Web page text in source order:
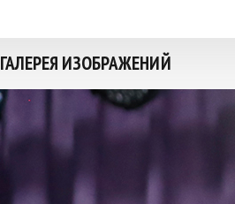
ГАЛЕРЕЯ ИЗОБРАЖЕНИЙ